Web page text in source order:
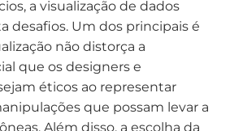
a visualização de dados
desafios. Um dos principais é
não distorça a
que os designers e
éticos ao representar
que possam levar a
Além disso, a escolha da